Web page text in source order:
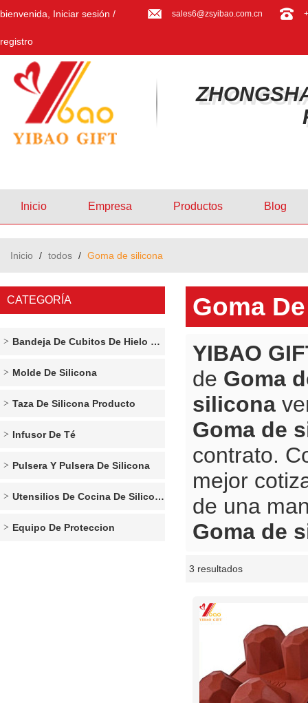
bienvenida, Iniciar sesión /
registro
sales6@zsyibao.com.cn
Inicio Empresa Productos Blog
Inicio / todos / Goma de silicona
CATEGORÍA
Bandeja De Cubitos De Hielo De Silicona
Molde De Silicona
Taza De Silicona Producto
Infusor De Té
Pulsera Y Pulsera De Silicona
Utensilios De Cocina De Silicona
Equipo De Proteccion
Goma
YIBAO
de Goma
silicona
Goma de
contrato.
mejor
de una
Goma de
3 resultados